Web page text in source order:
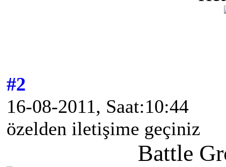
#2
16-08-2011, Saat:10:44
özelden iletişime geçiniz
Battle